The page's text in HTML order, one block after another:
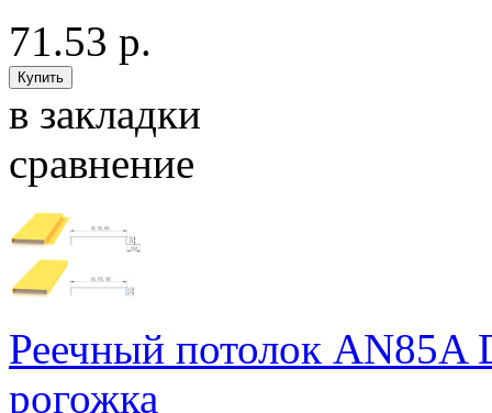
71.53 р.
в закладки
сравнение
Реечный потолок AN85A
рогожка